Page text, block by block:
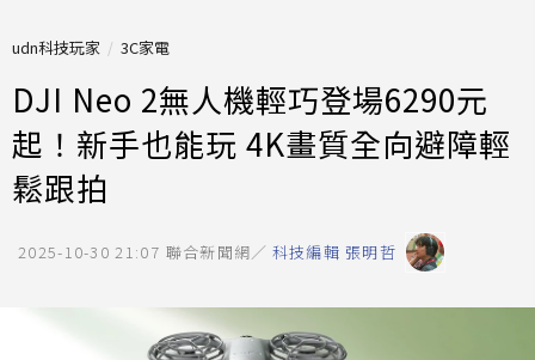
udn科技玩家 3C家電
DJI Neo 2無人機輕巧登場6290元
起！新手也能玩 4K畫質全向避障輕
鬆跟拍
2025-10-30 21:07 聯合新聞網／ 科技編輯 張明哲